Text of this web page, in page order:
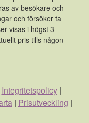
av besökare och
och försöker ta
visas i högst 3
pris tills någon
Integritetspolicy|
| Prisutveckling |